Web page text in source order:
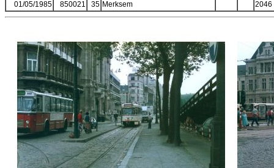
01/05/1985
850021 35 Merksem 2046